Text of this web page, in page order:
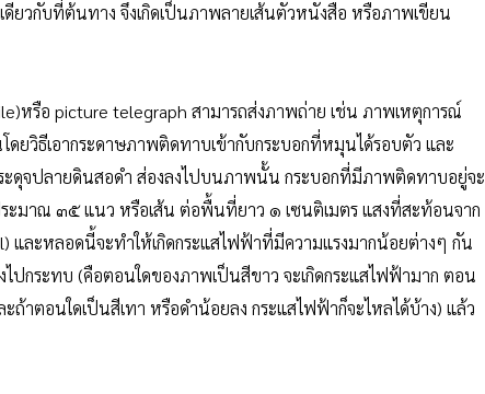
ดียวกับที่ต้นทาง จึงเกิดเป็นภาพลายเส้นตัวหนังสือ หรือภาพเขียน
หรือ picture telegraph สามารถส่งภาพถ่าย เช่น ภาพเหตุการณ์
ยวิธีเอากระดาษภาพติดทาบเข้ากับกระบอกที่หมุนได้รอบตัว และ
ะดุจปลายดินสอดำ ส่องลงไปบนภาพนั้น กระบอกที่มีภาพติดทาบอยู่จะ
มาณ ๓๕ แนว หรือเส้น ต่อพื้นที่ยาว ๑ เซนติเมตร แสงที่สะท้อนจาก
และหลอดนี้จะทำให้เกิดกระแสไฟฟ้าที่มีความแรงมากน้อยต่างๆ กัน
ปกระทบ (คือตอนใดของภาพเป็นสีขาว จะเกิดกระแสไฟฟ้ามาก ตอน
าตอนใดเป็นสีเทา หรือดำน้อยลง กระแสไฟฟ้าก็จะไหลได้บ้าง) แล้ว